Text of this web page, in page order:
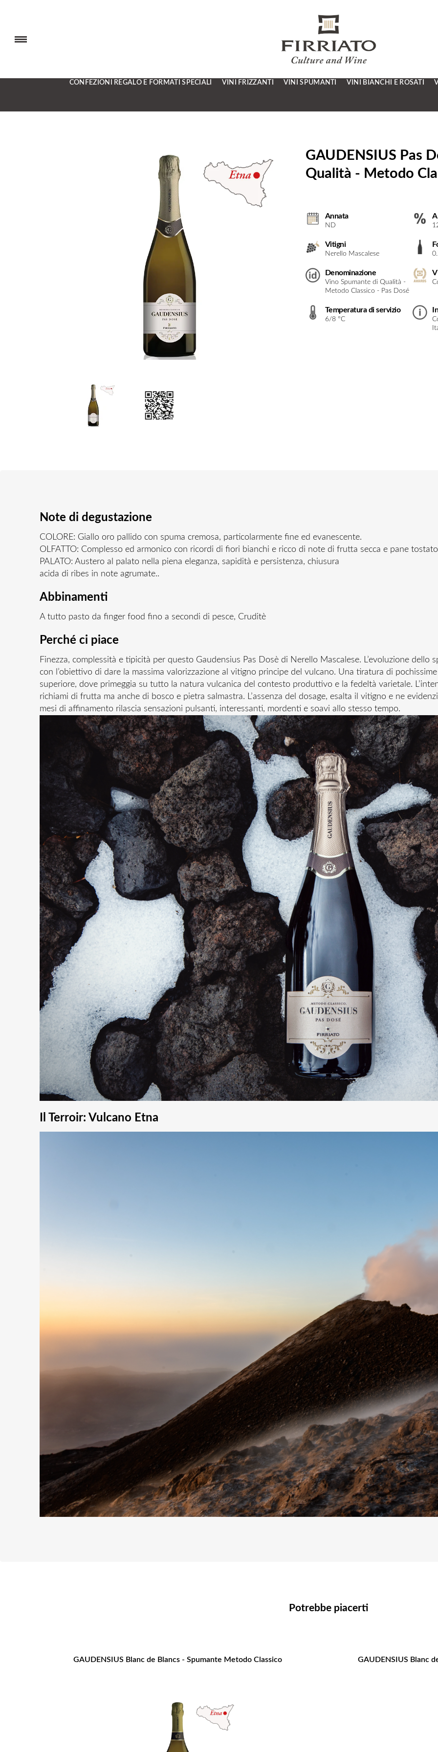
CONFEZIONI REGALO E FORMATI SPECIALI VINI FRIZZANTI VINI SPUMANTI VINI BIANCHI E ROSATI
GAUDENSIUS Pas
Qualità - Metodo
Annata
ND
Vitigni
Nerello Mascalese
Denominazione
Vino Spumante di Qualità -
Metodo Classico - Pas Dosé
Temperatura di servizio
6/8 °C
Note di degustazione
COLORE: Giallo oro pallido con spuma cremosa, particolarmente fine ed evanescente.
OLFATTO: Complesso ed armonico con ricordi di fiori bianchi e ricco di note di frutta secca e pane
PALATO: Austero al palato nella piena eleganza, sapidità e persistenza, chiusura
acida di ribes in note agrumate..
Abbinamenti
A tutto pasto da finger food fino a secondi di pesce, Cruditè
Perché ci piace
Finezza, complessità e tipicità per questo Gaudensius Pas Dosè di Nerello Mascalese. L’evoluzione dello
con l’obiettivo di dare la massima valorizzazione al vitigno principe del vulcano. Una tiratura di
superiore, dove primeggia su tutto la natura vulcanica del contesto produttivo e la fedeltà varietale.
richiami di frutta ma anche di bosco e pietra salmastra. L’assenza del dosage, esalta il vitigno e ne
mesi di affinamento rilascia sensazioni pulsanti, interessanti, mordenti e soavi allo stesso tempo.
Il Terroir: Vulcano Etna
Potrebbe piacerti
GAUDENSIUS Blanc de Blancs - Spumante Metodo Classico GAUDENSIUS Blanc